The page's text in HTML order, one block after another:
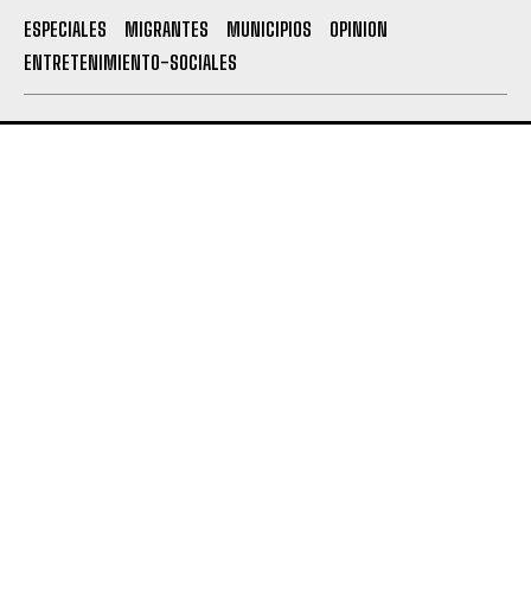
ESPECIALES MIGRANTES MUNICIPIOS
OPINION
ENTRETENIMIENTO-SOCIALES